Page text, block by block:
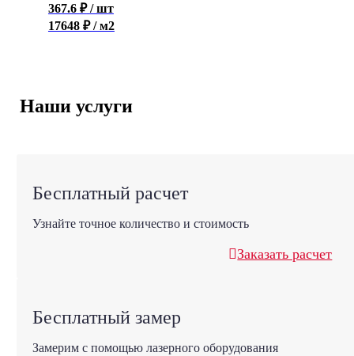
367.6 ₽ / шт
17648 ₽ / м2
Наши услуги
Бесплатный расчет
Узнайте точное количество и стоимость
Заказать расчет
Бесплатный замер
Замерим с помощью лазерного оборудования